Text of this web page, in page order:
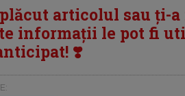
articolul sau ți-
informații le pot fi
❣️